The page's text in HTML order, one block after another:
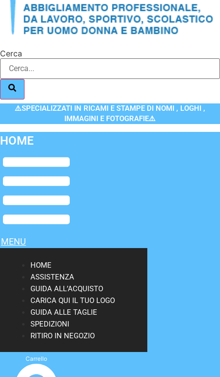
Cerca
⚠️SPECIALIZZATI IN RICAMI E STAMPE DI NOMI , LOGHI ,
IMMAGINI E FOTOGRAFIE⚠️
HOME
Flyout
Menu
MENU
HOME
ASSISTENZA
GUIDA ALL’ACQUISTO
CARICA QUI IL TUO LOGO
GUIDA ALLE TAGLIE
SPEDIZIONI
RITIRO IN NEGOZIO
Carrello